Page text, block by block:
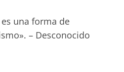
una forma de
– Desconocido